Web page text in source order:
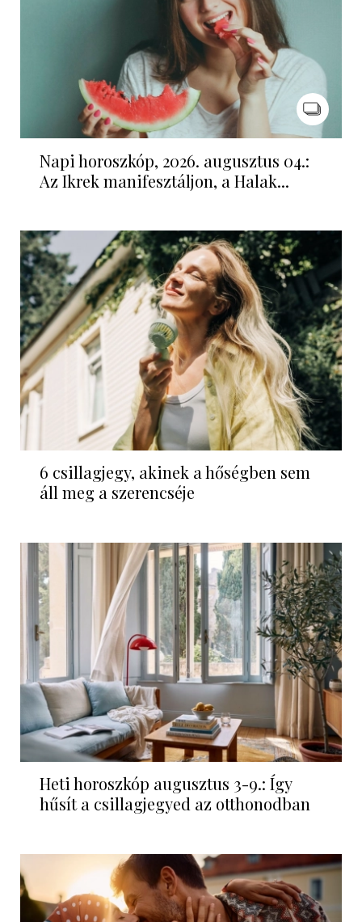
Napi horoszkóp, 2026. augusztus 04.:
Az Ikrek manifesztáljon, a Halak...
6 csillagjegy, akinek a hőségben sem
áll meg a szerencséje
Heti horoszkóp augusztus 3-9.: Így
hűsít a csillagjegyed az otthonodban